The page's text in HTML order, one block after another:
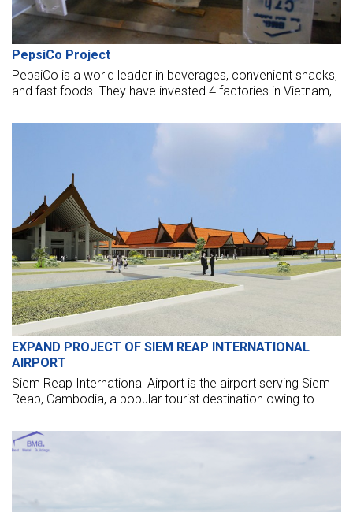
PepsiCo Project
PepsiCo is a world leader in beverages, convenient snacks,
and fast foods. They have invested 4 factories in Vietnam,
factories of PepsiCo Vietnam - at Can Tho and Bac Ninh
EXPAND PROJECT OF SIEM REAP INTERNATIONAL
AIRPORT
Siem Reap International Airport is the airport serving Siem
Reap, Cambodia, a popular tourist destination owing to
terms of passenger traffic.